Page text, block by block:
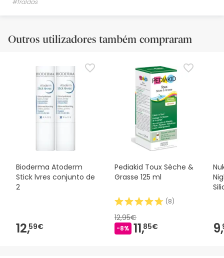
#fraldas
Outros utilizadores também compraram
Bioderma Atoderm
Stick lvres conjunto de
2
12,59€
Pediakid Toux Sèche &
Grasse 125 ml
(8)
12,95€
-8% 11,85€ 9,